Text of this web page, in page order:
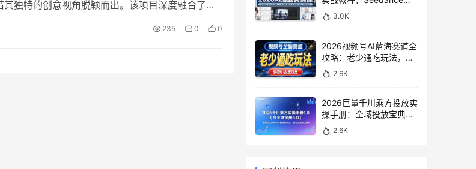
独特的创意视角脱颖而出。该项目深度融合了经
的萌宠橘猫…
235 0 0
2.0即梦视频生成与小说
授权教学
3.0K
2026视频号AI蓝海赛道全
攻略：老少通吃玩法，零
基础保姆级副业增收教程
2.6K
2026巨量千川乘方投放实
操手册：全域投放宝典
5.0深度解析ROI提升方案
2.6K